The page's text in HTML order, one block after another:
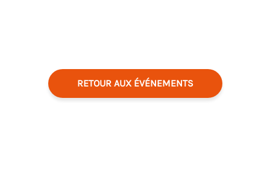
RETOUR AUX ÉVÉNEMENTS